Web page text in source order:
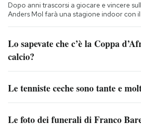
Dopo anni trascorsi a giocare e vincere
Anders Mol farà una stagione indoor con
Lo sapevate che c’è la Coppa
calcio?
Le tenniste ceche sono tante e
Le foto dei funerali di Franco